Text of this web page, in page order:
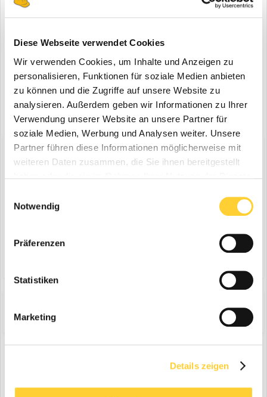
Diese Webseite verwendet Cookies
Wir verwenden Cookies, um Inhalte und Anzeigen zu
personalisieren, Funktionen für soziale Medien anbieten
zu können und die Zugriffe auf unsere Website zu
analysieren. Außerdem geben wir Informationen zu Ihrer
Verwendung unserer Website an unsere Partner für
soziale Medien, Werbung und Analysen weiter. Unsere
Partner führen diese Informationen möglicherweise mit
weiteren Daten zusammen, die Sie ihnen bereitgestellt
Notwendig
Präferenzen
Statistiken
Marketing
Details zeigen
Anzeige
Diskutiere mit!
Du kannst jetzt antworten und Dich später anmelden. Wenn du
visible.
Antworte auf dieses Thema...